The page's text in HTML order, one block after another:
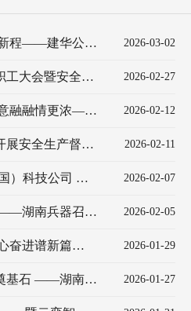
程——建华公司
2026-03-02
工大会暨安全知
2026-02-27
融融情更浓——
2026-02-12
展安全生产督导
2026-02-11
）科技公司 第
2026-02-07
湖南兵器召开
2026-02-05
奋进谱新篇
满召开
2026-01-29
基石 ——湖南兵
2026-01-27